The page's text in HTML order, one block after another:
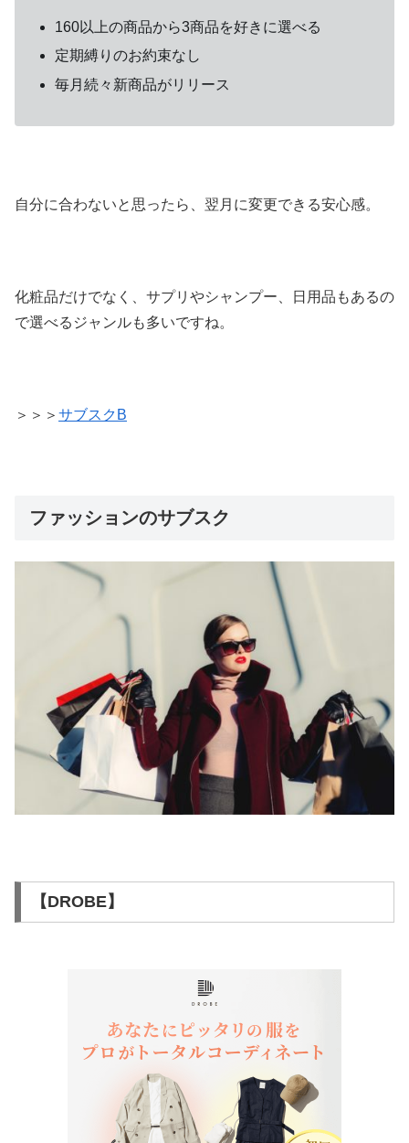
160以上の商品から3商品を好きに選べる
定期縛りのお約束なし
毎月続々新商品がリリース
自分に合わないと思ったら、翌月に変更できる安心感。
化粧品だけでなく、サプリやシャンプー、日用品もあるの
で選べるジャンルも多いですね。
＞＞＞ サブスクB
ファッションのサブスク
【DROBE】